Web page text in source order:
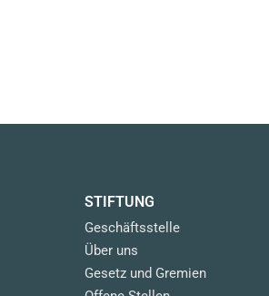
STIFTUNG
Geschäftsstelle
Über uns
Gesetz und Gremien